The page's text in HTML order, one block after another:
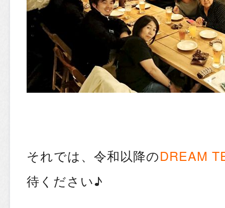
それでは、令和以降のDREAM
待ください♪